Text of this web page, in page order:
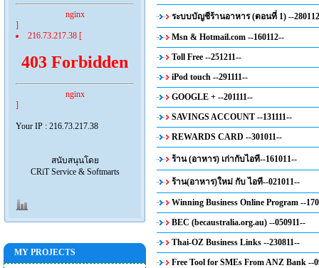
nginx
]
216.73.217.38 [
403 Forbidden
nginx
]
Your IP : 216.73.217.38
สนับสนุนโดย
CRiT Service & Softmarts
MY PROJECTS
ระบบบัญชีร้านอาหาร (ตอนที่ 1) --
Msn & Hotmail.com --160112--
Toll Free --251211--
iPod touch --291111--
GOOGLE + --201111--
SAVINGS ACCOUNT --131111--
REWARDS CARD --301011--
ร้าน (อาหาร) เก่ากับไอที--161011--
ร้าน(อาหาร)ใหม่ กับ ไอที--021011--
Winning Business Online Program --
BEC (becaustralia.org.au) --050911--
Thai-OZ Business Links --230811--
Free Tool for SMEs From ANZ Bank --